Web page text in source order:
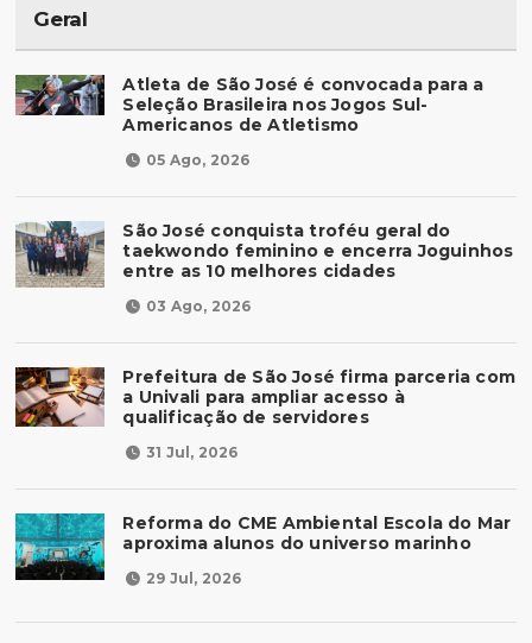
Geral
Atleta de São José é convocada para a
Seleção Brasileira nos Jogos Sul-
Americanos de Atletismo
05 Ago, 2026
São José conquista troféu geral do
taekwondo feminino e encerra Joguinhos
entre as 10 melhores cidades
03 Ago, 2026
Prefeitura de São José firma parceria com
a Univali para ampliar acesso à
qualificação de servidores
31 Jul, 2026
Reforma do CME Ambiental Escola do Mar
aproxima alunos do universo marinho
29 Jul, 2026